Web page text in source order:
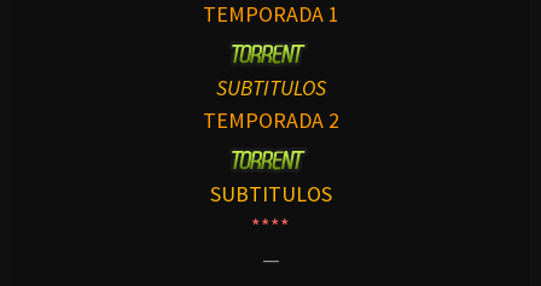
TEMPORADA 1
SUBTITULOS
TEMPORADA 2
SUBTITULOS
****
—